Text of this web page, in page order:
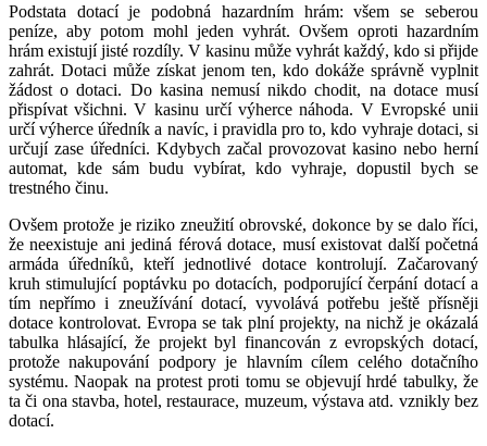
Podstata dotací je podobná hazardním hrám: všem se seberou
peníze, aby potom mohl jeden vyhrát. Ovšem oproti hazardním
hrám existují jisté rozdíly. V kasinu může vyhrát každý, kdo si přijde
zahrát. Dotaci může získat jenom ten, kdo dokáže správně vyplnit
žádost o dotaci. Do kasina nemusí nikdo chodit, na dotace musí
přispívat všichni. V kasinu určí výherce náhoda. V Evropské unii
určí výherce úředník a navíc, i pravidla pro to, kdo vyhraje dotaci, si
určují zase úředníci. Kdybych začal provozovat kasino nebo herní
automat, kde sám budu vybírat, kdo vyhraje, dopustil bych se
trestného činu.
Ovšem protože je riziko zneužití obrovské, dokonce by se dalo říci,
že neexistuje ani jediná férová dotace, musí existovat další početná
armáda úředníků, kteří jednotlivé dotace kontrolují. Začarovaný
kruh stimulující poptávku po dotacích, podporující čerpání dotací a
tím nepřímo i zneužívání dotací, vyvolává potřebu ještě přísněji
dotace kontrolovat. Evropa se tak plní projekty, na nichž je okázalá
tabulka hlásající, že projekt byl financován z evropských dotací,
protože nakupování podpory je hlavním cílem celého dotačního
systému. Naopak na protest proti tomu se objevují hrdé tabulky, že
ta či ona stavba, hotel, restaurace, muzeum, výstava atd. vznikly bez
dotací.